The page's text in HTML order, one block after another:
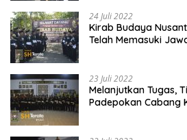
24 Juli 2022
Kirab Budaya
Telah Memasuki
23 Juli 2022
Melanjutkan Tugas,
Padepokan Cabang